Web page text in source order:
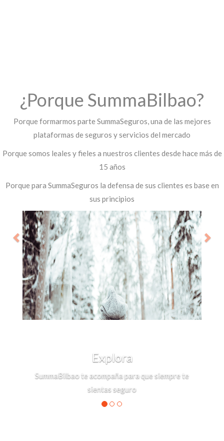
¿Porque SummaBilbao?
Porque formarmos parte SummaSeguros, una de las mejores
plataformas de seguros y servicios del mercado
Porque somos leales y fieles a nuestros clientes desde hace más de
15 años
Porque para SummaSeguros la defensa de sus clientes es base en
sus principios
Explora
SummaBilbao te acompaña para que siempre te
sientas seguro